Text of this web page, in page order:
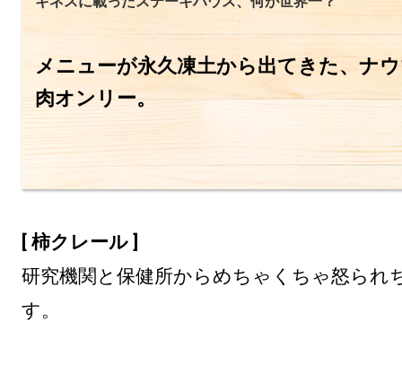
メニューが永久凍土から出てきた、ナ
肉オンリー。
[ 柿クレール ]
研究機関と保健所からめちゃくちゃ怒られ
す。